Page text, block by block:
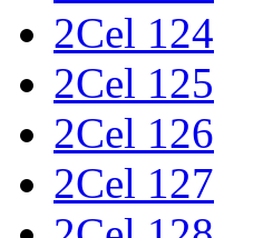
2Cel 124
2Cel 125
2Cel 126
2Cel 127